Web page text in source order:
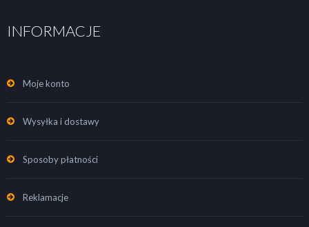
INFORMACJE
Moje konto
Wysyłka i dostawy
Sposoby płatności
Reklamacje